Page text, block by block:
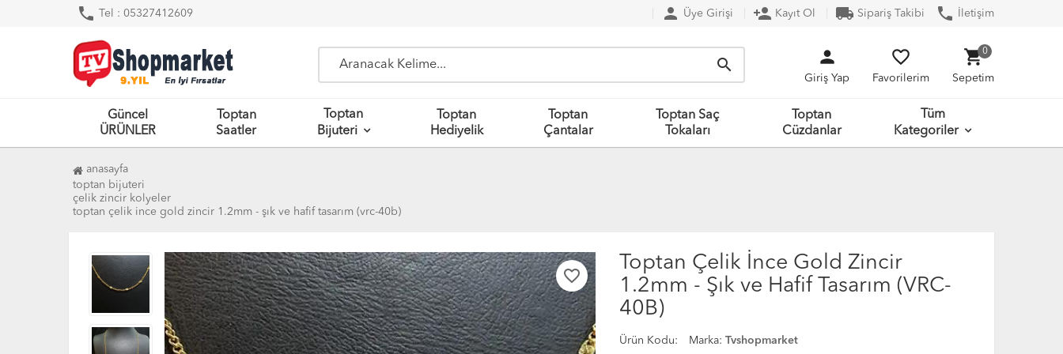
phone Tel : 05327412609 person Üye Girişi person_add Kayıt Ol local_shipping Sipariş Takibi phone İletişim
search person
Giriş Yap
favorite_border
Favorilerim
shopping_cart
Sepetim
0
Güncel
ÜRÜNLER
Toptan
Saatler
Toptan
Bijuteri
Toptan
Hediyelik
Toptan
Çantalar
Toptan Saç
Tokaları
Toptan
Cüzdanlar
Tüm
Kategoriler
anasayfa
toptan bijuteri
çelik zincir kolyeler
toptan çelik i̇nce gold zincir 1.2mm - şık ve hafif tasarım (vrc-40b)
favorite_border
Toptan Çelik İnce Gold Zincir
1.2mm - Şık ve Hafif Tasarım (VRC-
40B)
Ürün Kodu: Marka: Tvshopmarket